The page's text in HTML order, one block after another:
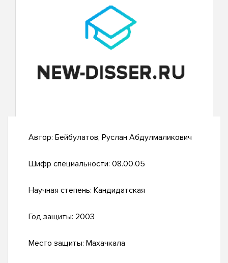
Автор: Бейбулатов, Руслан Абдулмаликович
Шифр специальности: 08.00.05
Научная степень: Кандидатская
Год защиты: 2003
Место защиты: Махачкала